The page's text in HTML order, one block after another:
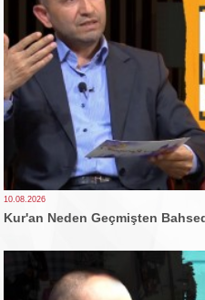
10.08.2026
Kur'an Neden Geçmişten